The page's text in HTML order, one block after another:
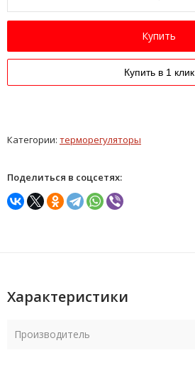
Купить
Купить в 1 клик
Категории: терморегуляторы
Поделиться в соцсетях:
Характеристики
Производитель